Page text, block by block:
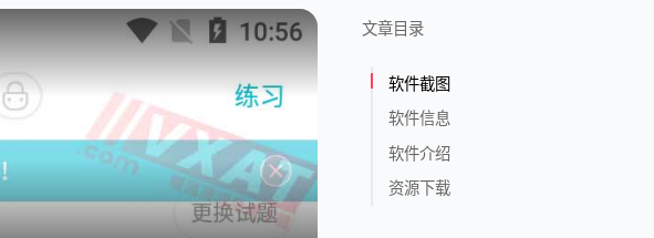
文章目录
软件截图
软件信息
软件介绍
资源下载